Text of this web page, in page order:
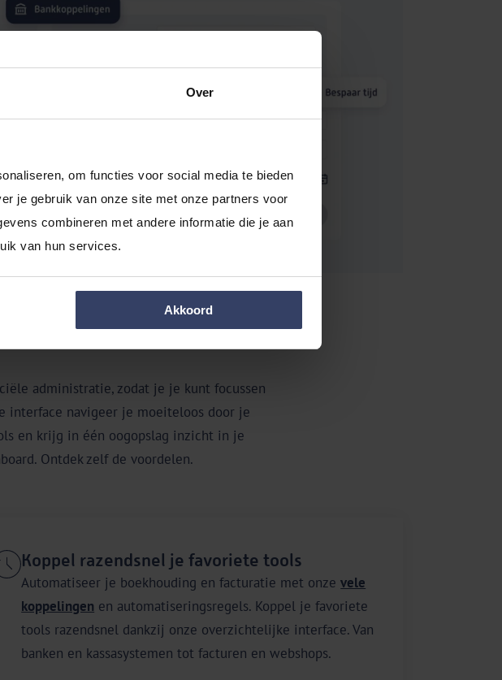
Over
om functies voor social media te bieden
je gebruik van onze site met onze partners voor
combineren met andere informatie die je aan
van hun services.
Akkoord
controle
administratie, zodat je je kunt focussen
interface navigeer je moeiteloos door je
en krijg in één oogopslag inzicht in je
Ontdek zelf de voordelen.
Koppel razendsnel je favoriete tools
Automatiseer je boekhouding en facturatie met onzevele
koppelingen en automatiseringsregels. Koppel je favoriete
tools razendsnel dankzij onze overzichtelijke interface. Van
banken en kassasystemen tot facturen en webshops.